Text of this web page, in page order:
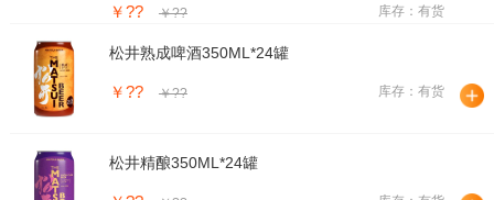
￥?? ￥?? 库存：有货
松井熟成啤酒350ML*24罐
￥?? ￥?? 库存：有货
松井精酿350ML*24罐